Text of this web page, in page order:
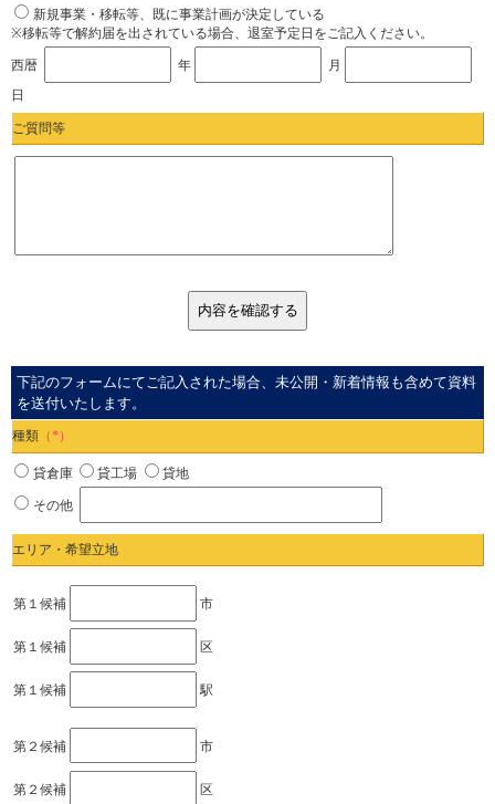
新規事業・移転等、既に事業計画が決定している
※移転等で解約届を出されている場合、退室予定日をご記入ください。
西暦 年 月
日
ご質問等
下記のフォームにてご記入された場合、未公開・新着情報も含めて資料
を送付いたします。
種類 （*）
貸倉庫 貸工場 貸地
その他
エリア・希望立地
第１候補 市
第１候補 区
第１候補 駅
第２候補 市
第２候補 区